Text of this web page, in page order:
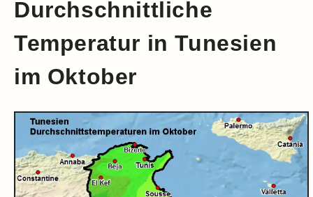
Durchschnittliche
Temperatur in Tunesien
im Oktober